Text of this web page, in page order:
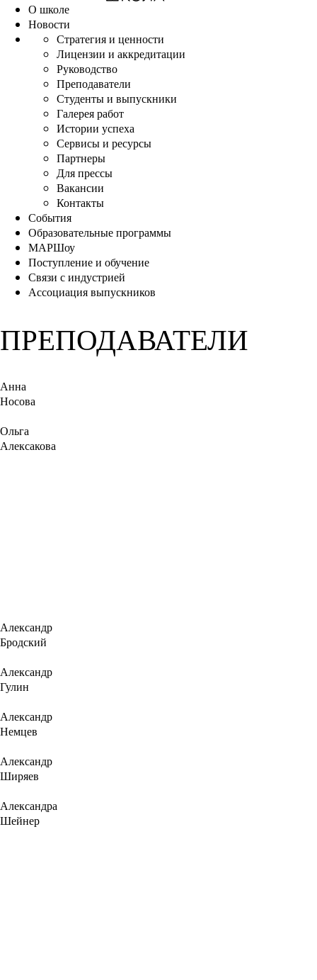
О школе
Новости
Стратегия и ценности
Лицензии и аккредитации
Руководство
Преподаватели
Студенты и выпускники
Галерея работ
Истории успеха
Сервисы и ресурсы
Партнеры
Для прессы
Вакансии
Контакты
События
Образовательные программы
МАРШоу
Поступление и обучение
Связи с индустрией
Ассоциация выпускников
ПРЕПОДАВАТЕЛИ
Анна
Носова
Ольга
Алексакова
Александр
Бродский
Александр
Гулин
Александр
Немцев
Александр
Ширяев
Александра
Шейнер